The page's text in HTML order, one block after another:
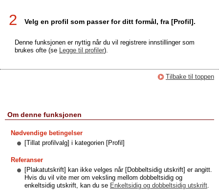
2 Velg en profil som passer for ditt formål, fra [Profil].
Denne funksjonen er nyttig når du vil registrere innstillinger som
brukes ofte (se Legge til profiler).
Tilbake til toppen
Om denne funksjonen
Nødvendige betingelser
[Tillat profilvalg] i kategorien [Profil]
Referanser
[Plakatutskrift] kan ikke velges når [Dobbeltsidig utskrift] er angitt.
Hvis du vil vite mer om veksling mellom dobbeltsidig og
enkeltsidig utskrift, kan du se Enkeltsidig og dobbeltsidig utskrift.